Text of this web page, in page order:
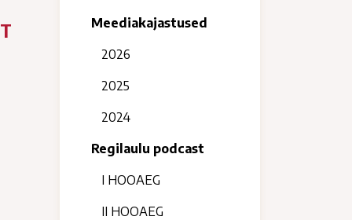
Meediakajastused
2026
2025
2024
Regilaulu podcast
I HOOAEG
II HOOAEG